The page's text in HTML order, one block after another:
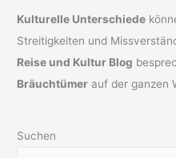
Kulturelle Unterschiede
Streitigkeiten und
Reise und Kultur Blog
Bräuchtümer auf der ganzen
Suchen